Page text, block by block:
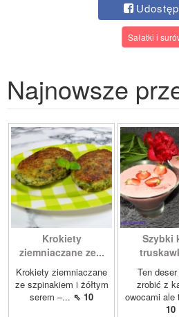
Sałatki i
Najnowsze
Krokiety
ziemniaczane ze...
Krokiety ziemniaczane
ze szpinakiem i żółtym
serem –... ⇖ 10
Szybki
Ten
zrobić z
owocami ale
10